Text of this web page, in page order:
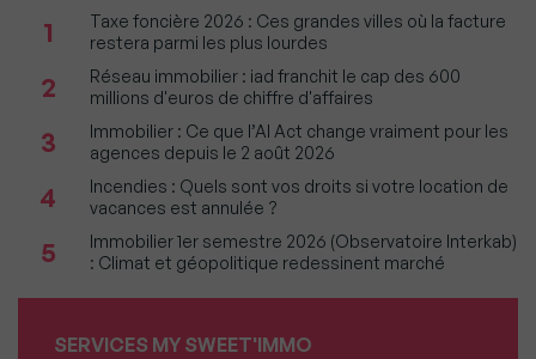
1
Taxe foncière 2026 : Ces grandes villes où la facture
restera parmi les plus lourdes
2
Réseau immobilier : iad franchit le cap des 600
millions d'euros de chiffre d'affaires
3
Immobilier : Ce que l’AI Act change vraiment pour les
agences depuis le 2 août 2026
4
Incendies : Quels sont vos droits si votre location de
vacances est annulée ?
5
Immobilier 1er semestre 2026 (Observatoire Interkab)
: Climat et géopolitique redessinent marché
SERVICES MY SWEET'IMMO